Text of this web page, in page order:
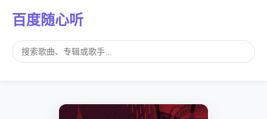
百度随心听